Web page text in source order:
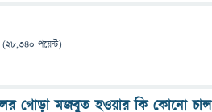
(28,340 পয়েন্ট)
গোড়া মজবুত হওয়ার কি কোনো চান্স